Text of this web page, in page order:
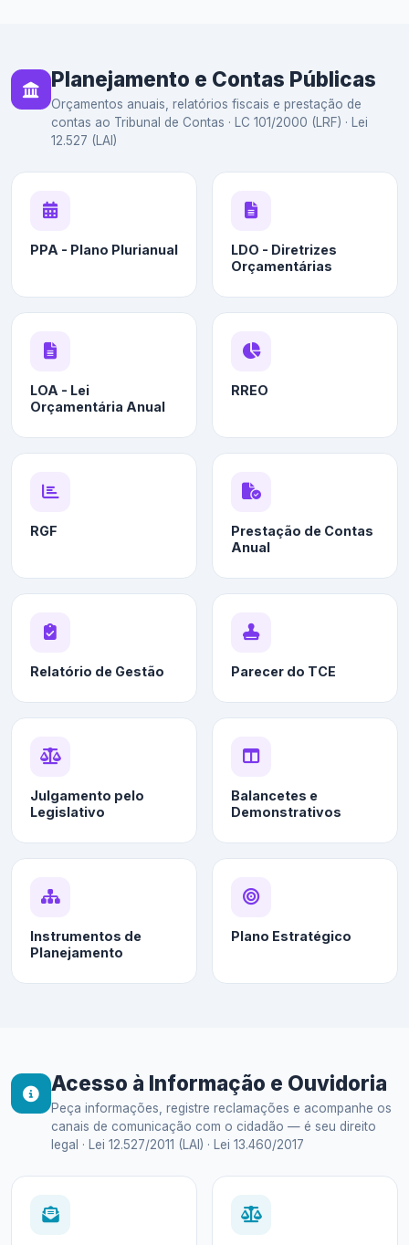
Planejamento e Contas Públicas
Orçamentos anuais, relatórios fiscais e prestação de
contas ao Tribunal de Contas · LC 101/2000 (LRF) · Lei
12.527 (LAI)
PPA - Plano Plurianual
LDO - Diretrizes
Orçamentárias
LOA - Lei
Orçamentária Anual
RREO
RGF
Prestação de Contas
Anual
Relatório de Gestão Parecer do TCE
Julgamento pelo
Legislativo
Balancetes e
Demonstrativos
Instrumentos de
Planejamento
Plano Estratégico
Acesso à Informação e Ouvidoria
Peça informações, registre reclamações e acompanhe os
canais de comunicação com o cidadão — é seu direito
legal · Lei 12.527/2011 (LAI) · Lei 13.460/2017